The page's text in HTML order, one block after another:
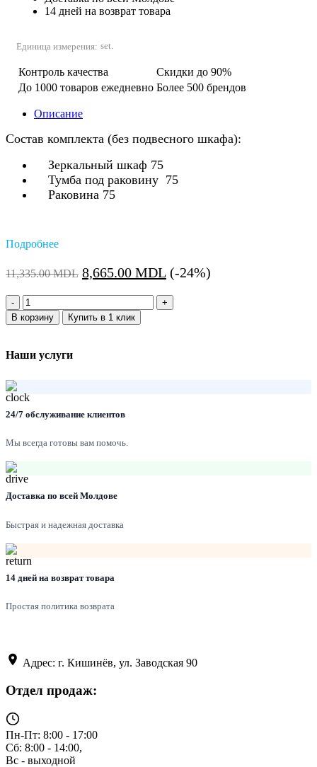
14 дней на возврат товара
Единица измерения: set.
Контроль качества
Скидки до 90%
До 1000 товаров ежедневно Более 500 брендов
Описание
Состав комплекта (без подвесного шкафа):
Зеркальный шкаф 75
Тумба под раковину 75
Раковина 75
Подробнее
11,335.00MDL Первоначальная
11,335.00 MDL.
8,665.00 MDL Текущая
8,665.00 MDL.
(-24%)
Количество:
В корзину Купить в 1 клик
Наши услуги
24/7 обслуживание клиентов
Мы всегда готовы вам помочь.
Доставка по всей Молдове
Быстрая и надежная доставка
14 дней на возврат товара
Простая политика возврата
Адрес: г. Кишинёв, ул. Заводская 90
Отдел продаж:
Пн-Пт: 8:00 - 17:00
Сб: 8:00 - 14:00,
Вс - выходной